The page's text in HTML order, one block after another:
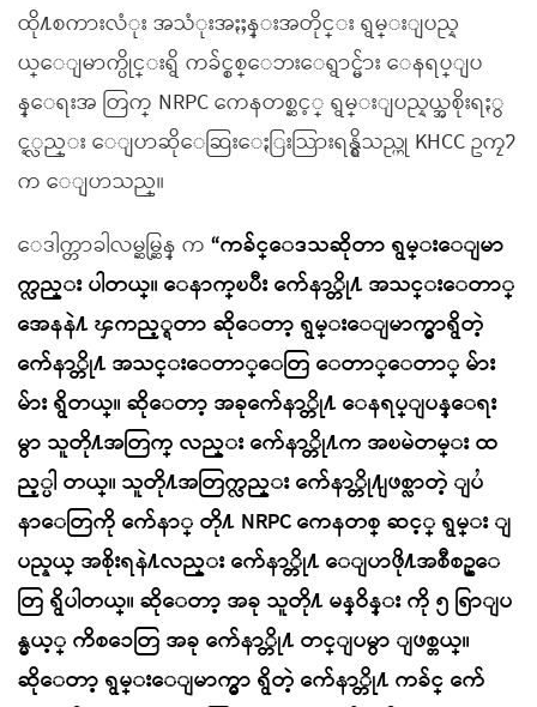
ထို႔စကားလံုး အသံုးအႏႈန္းအတိုင္း ရွမ္းျပည္န
ယ္ေျမာက္ပိုင္းရွိ ကခ်င္စစ္ေဘးေရွာင္မ်ား ေနရပ္ျပ
န္ေရးအ တြက္ NRPC ကေနတစ္ဆင့္ ရွမ္းျပည္နယ္အစိုးရႏွ
င့္လည္း ေျပာဆိုေဆြးေႏြးသြားရန္ရွိသည္ဟု KHCC ဥကၠ႒
က ေျပာသည္။
ေဒါက္တာခါလမ္ဆမ္ဆြန္ က “ကခ်င္ေဒသဆိုတာ ရွမ္းေျမာ
က္လည္း ပါတယ္။ ေနာက္ၿပီး က်ေနာ္တို႔ အသင္းေတာ္
အေနနဲ႔ ၾကည့္ရတာ ဆိုေတာ့ ရွမ္းေျမာက္မွာရွိတဲ့
က်ေနာ္တို႔ အသင္းေတာ္ေတြ ေတာ္ေတာ္ မ်ား
မ်ား ရွိတယ္။ ဆိုေတာ့ အခုက်ေနာ္တို႔ ေနရပ္ျပန္ေရး
မွာ သူတို႔အတြက္ လည္း က်ေနာ္တို႔က အၿမဲတမ္း ထ
ည့္ပါ တယ္။ သူတို႔အတြက္လည္း က်ေနာ္တို႔ျဖစ္လာတဲ့ ျပႆ
နာေတြကို က်ေနာ္ တို႔ NRPC ကေနတစ္ ဆင့္ ရွမ္း ျ
ပည္နယ္ အစိုးရနဲ႔လည္း က်ေနာ္တို႔ ေျပာဖို႔အစီစဥ္ေ
တြ ရွိပါတယ္။ ဆိုေတာ့ အခု သူတို႔ မန္ဝိန္း ကို ၅ ရြာျပ
န္မယ့္ ကိစၥေတြ အခု က်ေနာ္တို႔ တင္ျပမွာ ျဖစ္တယ္။
ဆိုေတာ့ ရွမ္းေျမာက္မွာ ရွိတဲ့ က်ေနာ္တို႔ ကခ်င္ က်ေ